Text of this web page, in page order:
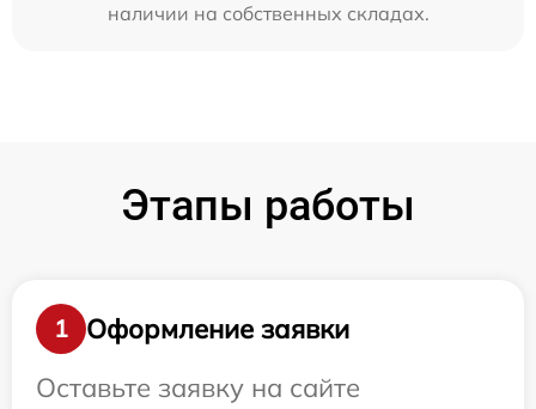
наличии на собственных складах.
Этапы работы
1
Оформление заявки
Оставьте заявку на сайте